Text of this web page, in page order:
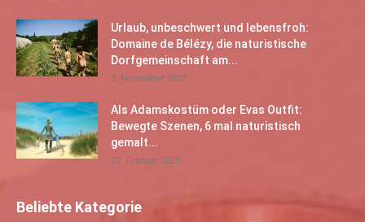
Urlaub, unbeschwert und lebensfroh:
Domaine de Bélézy, die naturistische
Dorfgemeinschaft am...
3. November 2022
Als Adamskostüm oder Evas Outfit:
Bewegte Szenen, 6 mal naturistisch
gemalt...
27. Februar 2021
Beliebte Kategorie